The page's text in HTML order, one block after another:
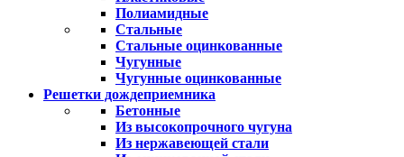
Полиамидные
Стальные
Стальные оцинкованные
Чугунные
Чугунные оцинкованные
Решетки дождеприемника
Бетонные
Из высокопрочного чугуна
Из нержавеющей стали